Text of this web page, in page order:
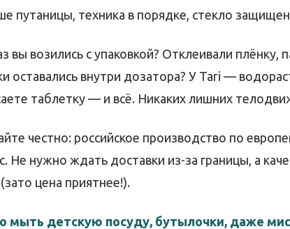
путаницы, техника в порядке, стекло
вы возились с упаковкой? Отклеивали плёнку,
оставались внутри дозатора? У Tari —
таблетку — и всё. Никаких лишних
честно: российское производство по
нужно ждать доставки из-за границы, а
цена приятнее!).
мыть детскую посуду, бутылочки, даже